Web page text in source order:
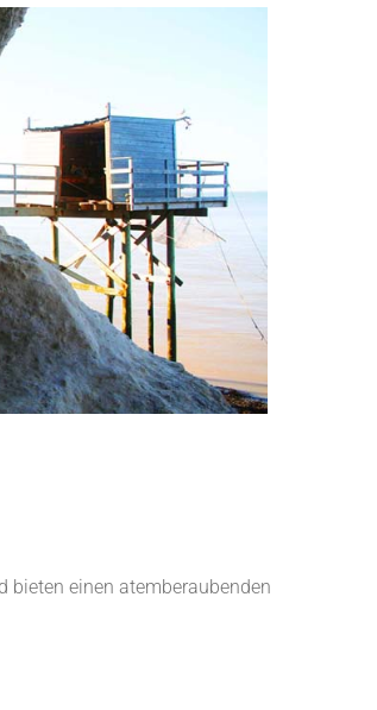
bieten einen atemberaubenden